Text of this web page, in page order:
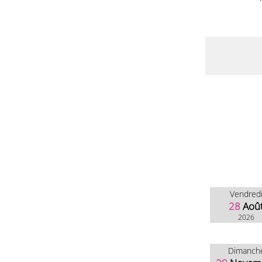
28
2026